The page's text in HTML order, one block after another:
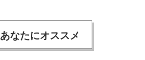
あなたにオススメ